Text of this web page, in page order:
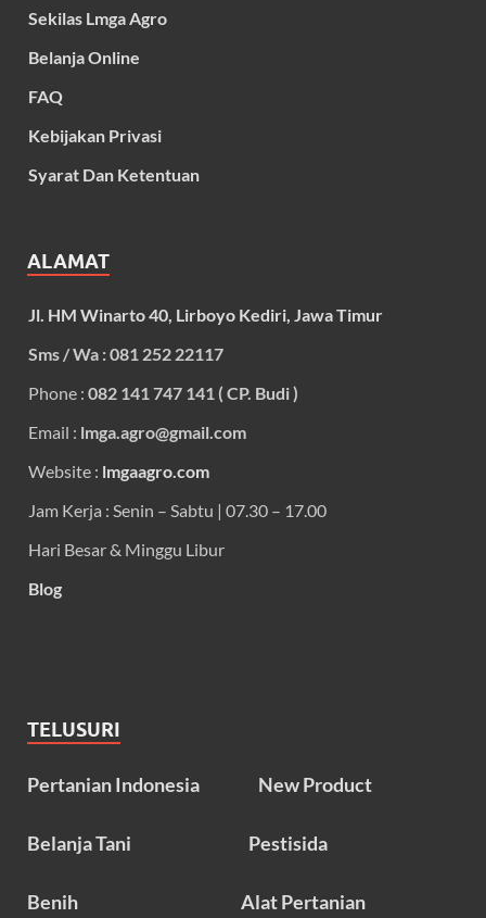
Sekilas Lmga Agro
Belanja Online
FAQ
Kebijakan Privasi
Syarat Dan Ketentuan
ALAMAT
Jl. HM Winarto 40, Lirboyo Kediri, Jawa Timur
Sms / Wa : 081 252 22117
Phone : 082 141 747 141 ( CP. Budi )
Email : lmga.agro@gmail.com
Website : lmgaagro.com
Jam Kerja : Senin – Sabtu | 07.30 – 17.00
Hari Besar & Minggu Libur
Blog
TELUSURI
Pertanian Indonesia New Product
Belanja Tani Pestisida
Benih Alat Pertanian